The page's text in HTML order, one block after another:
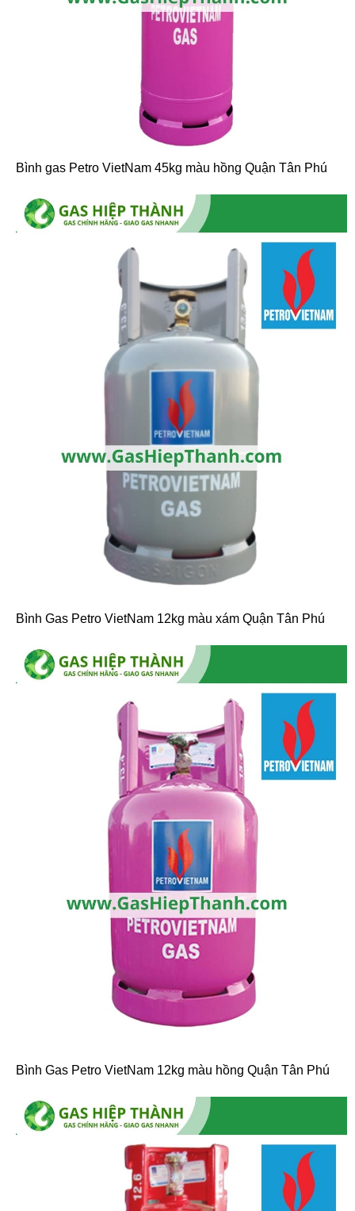
Bình gas Petro VietNam 45kg màu hồng Quận Tân Phú
Bình Gas Petro VietNam 12kg màu xám Quận Tân Phú
Bình Gas Petro VietNam 12kg màu hồng Quận Tân Phú